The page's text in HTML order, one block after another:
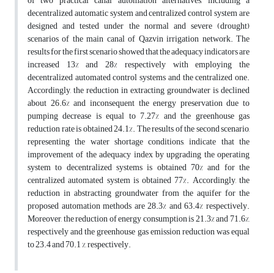
decentralized automatic system and centralized control system are
designed and tested under the normal and severe (drought)
scenarios of the main canal of Qazvin irrigation network. The
results for the first scenario showed that the adequacy indicators are
increased 13% and 28% respectively with employing the
decentralized automated control systems and the centralized one.
Accordingly, the reduction in extracting groundwater is declined
about 26.6% and inconsequent the energy preservation due to
pumping decrease is equal to 7.27% and the greenhouse gas
reduction rate is obtained 24.1%. The results of the second scenario,
representing the water shortage conditions, indicate that the
improvement of the adequacy index by upgrading the operating
system to decentralized systems is obtained 70% and for the
centralized automated system is obtained 77%. Accordingly, the
reduction in abstracting groundwater from the aquifer for the
proposed automation methods are 28.3% and 63.4% respectively.
Moreover, the reduction of energy consumption is 21.3% and 71.6%,
respectively and the greenhouse gas emission reduction was equal
to 23.4 and 70.1 %, respectively.